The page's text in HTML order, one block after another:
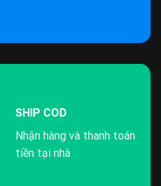
SHIP COD
Nhận hàng và thanh toán
tiền tại nhà